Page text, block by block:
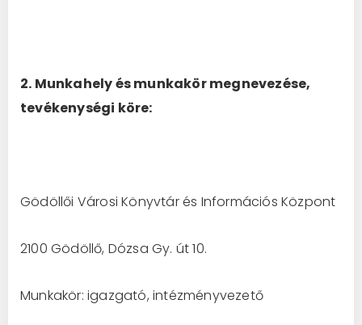
2. Munkahely és munkakör megnevezése,
tevékenységi köre:
Gödöllői Városi Könyvtár és Információs Központ
2100 Gödöllő, Dózsa Gy. út 10.
Munkakör: igazgató, intézményvezető